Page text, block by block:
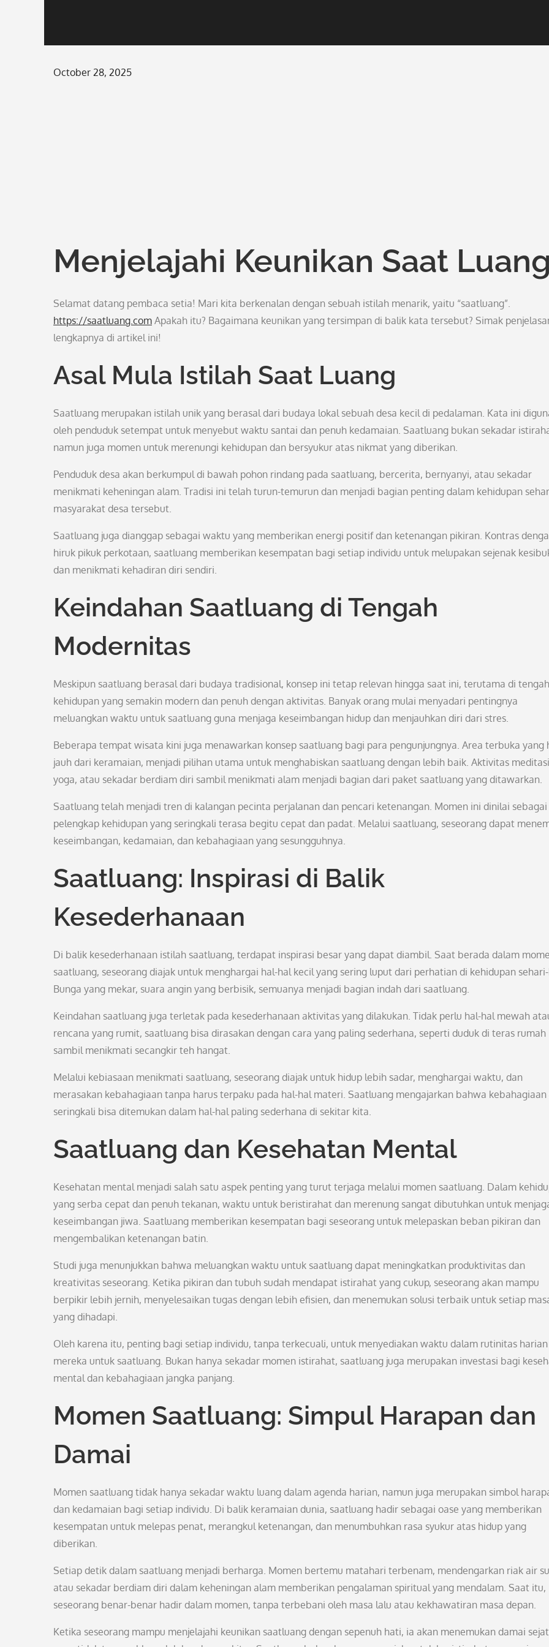
Posted
October 28, 2025
Menjelajahi Keunikan Saat Luang
Selamat datang pembaca setia! Mari kita berkenalan dengan sebuah istilah menarik, yaitu “saatluang”.
https://saatluang.com Apakah itu? Bagaimana keunikan yang tersimpan di balik kata tersebut? Simak
lengkapnya di artikel ini!
Asal Mula Istilah Saat Luang
Saatluang merupakan istilah unik yang berasal dari budaya lokal sebuah desa kecil di pedalaman. Kata ini
oleh penduduk setempat untuk menyebut waktu santai dan penuh kedamaian. Saatluang bukan sekadar
namun juga momen untuk merenungi kehidupan dan bersyukur atas nikmat yang diberikan.
Penduduk desa akan berkumpul di bawah pohon rindang pada saatluang, bercerita, bernyanyi, atau sekadar
menikmati keheningan alam. Tradisi ini telah turun-temurun dan menjadi bagian penting dalam kehidupan
masyarakat desa tersebut.
Saatluang juga dianggap sebagai waktu yang memberikan energi positif dan ketenangan pikiran. Kontras
hiruk pikuk perkotaan, saatluang memberikan kesempatan bagi setiap individu untuk melupakan sejenak
dan menikmati kehadiran diri sendiri.
Keindahan Saatluang di Tengah
Modernitas
Meskipun saatluang berasal dari budaya tradisional, konsep ini tetap relevan hingga saat ini, terutama di tengah
kehidupan yang semakin modern dan penuh dengan aktivitas. Banyak orang mulai menyadari pentingnya
meluangkan waktu untuk saatluang guna menjaga keseimbangan hidup dan menjauhkan diri dari stres.
Beberapa tempat wisata kini juga menawarkan konsep saatluang bagi para pengunjungnya. Area terbuka yang
jauh dari keramaian, menjadi pilihan utama untuk menghabiskan saatluang dengan lebih baik. Aktivitas
yoga, atau sekadar berdiam diri sambil menikmati alam menjadi bagian dari paket saatluang yang ditawarkan.
Saatluang telah menjadi tren di kalangan pecinta perjalanan dan pencari ketenangan. Momen ini dinilai sebagai
pelengkap kehidupan yang seringkali terasa begitu cepat dan padat. Melalui saatluang, seseorang dapat
keseimbangan, kedamaian, dan kebahagiaan yang sesungguhnya.
Saatluang: Inspirasi di Balik
Kesederhanaan
Di balik kesederhanaan istilah saatluang, terdapat inspirasi besar yang dapat diambil. Saat berada dalam
saatluang, seseorang diajak untuk menghargai hal-hal kecil yang sering luput dari perhatian di kehidupan
Bunga yang mekar, suara angin yang berbisik, semuanya menjadi bagian indah dari saatluang.
Keindahan saatluang juga terletak pada kesederhanaan aktivitas yang dilakukan. Tidak perlu hal-hal mewah
rencana yang rumit, saatluang bisa dirasakan dengan cara yang paling sederhana, seperti duduk di teras rumah
sambil menikmati secangkir teh hangat.
Melalui kebiasaan menikmati saatluang, seseorang diajak untuk hidup lebih sadar, menghargai waktu, dan
merasakan kebahagiaan tanpa harus terpaku pada hal-hal materi. Saatluang mengajarkan bahwa kebahagiaan
seringkali bisa ditemukan dalam hal-hal paling sederhana di sekitar kita.
Saatluang dan Kesehatan Mental
Kesehatan mental menjadi salah satu aspek penting yang turut terjaga melalui momen saatluang. Dalam
yang serba cepat dan penuh tekanan, waktu untuk beristirahat dan merenung sangat dibutuhkan untuk
keseimbangan jiwa. Saatluang memberikan kesempatan bagi seseorang untuk melepaskan beban pikiran dan
mengembalikan ketenangan batin.
Studi juga menunjukkan bahwa meluangkan waktu untuk saatluang dapat meningkatkan produktivitas dan
kreativitas seseorang. Ketika pikiran dan tubuh sudah mendapat istirahat yang cukup, seseorang akan mampu
berpikir lebih jernih, menyelesaikan tugas dengan lebih efisien, dan menemukan solusi terbaik untuk setiap
yang dihadapi.
Oleh karena itu, penting bagi setiap individu, tanpa terkecuali, untuk menyediakan waktu dalam rutinitas harian
mereka untuk saatluang. Bukan hanya sekadar momen istirahat, saatluang juga merupakan investasi bagi
mental dan kebahagiaan jangka panjang.
Momen Saatluang: Simpul Harapan dan
Damai
Momen saatluang tidak hanya sekadar waktu luang dalam agenda harian, namun juga merupakan simbol
dan kedamaian bagi setiap individu. Di balik keramaian dunia, saatluang hadir sebagai oase yang memberikan
kesempatan untuk melepas penat, merangkul ketenangan, dan menumbuhkan rasa syukur atas hidup yang
diberikan.
Setiap detik dalam saatluang menjadi berharga. Momen bertemu matahari terbenam, mendengarkan riak air
atau sekadar berdiam diri dalam keheningan alam memberikan pengalaman spiritual yang mendalam. Saat itu,
seseorang benar-benar hadir dalam momen, tanpa terbebani oleh masa lalu atau kekhawatiran masa depan.
Ketika seseorang mampu menjelajahi keunikan saatluang dengan sepenuh hati, ia akan menemukan damai